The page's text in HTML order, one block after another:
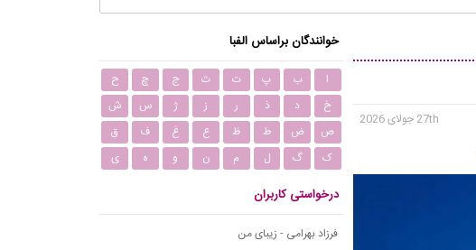
27th جولای 2026
خوانندگان براساس الفبا
ا ب پ ت ث ج چ
ح
خ
د ذ ر ز ژ س
ش
ص
ض ط ظ ع غ ف
ق
ک
گ ل م ن و ه ی
درخواستی کاربران
فرزاد بهرامی - زیبای من